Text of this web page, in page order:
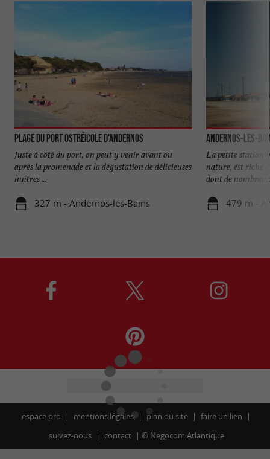
Plage du Port Ostréicole d'Andernos
Juste à côté du port, on peut y venir avant ou
après la promenade et la dégustation de délicieuses
huîtres ...
327 m - Andernos-les-Bains
Andernos-les-
La petite station
nature, est riche
dont de
479 m -
espace pro mentions légales plan du site
faire un lien
suivez-nous
contact © Negocom Atlantique